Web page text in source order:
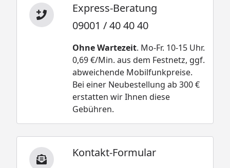
Express-Beratung
09001 / 40 40 40
Ohne Wartezeit. Mo-Fr. 10-15 Uhr.
0,69 €/Min. aus dem Festnetz, ggf.
abweichende Mobilfunkpreise.
Bei einer Neubestellung ab 300 €
erstatten wir Ihnen diese
Gebühren.
Kontakt-Formular